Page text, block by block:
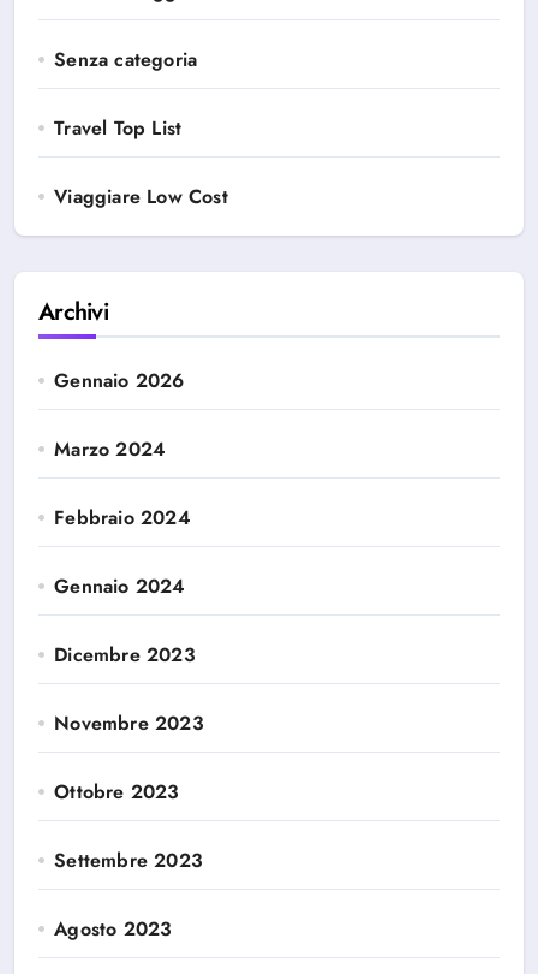
Senza categoria
Travel Top List
Viaggiare Low Cost
Archivi
Gennaio 2026
Marzo 2024
Febbraio 2024
Gennaio 2024
Dicembre 2023
Novembre 2023
Ottobre 2023
Settembre 2023
Agosto 2023